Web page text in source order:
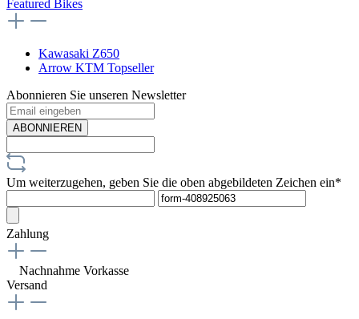
Featured Bikes
Kawasaki Z650
Arrow KTM Topseller
Abonnieren Sie unseren Newsletter
ABONNIEREN
Um weiterzugehen, geben Sie die oben abgebildeten Zeichen ein*
Zahlung
Nachnahme Vorkasse
Versand